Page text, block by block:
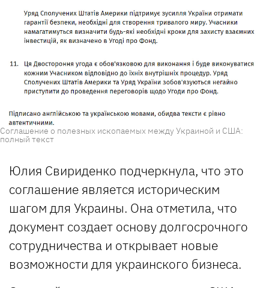
Соглашение о полезных ископаемых между Украиной и США:
полный текст
Юлия Свириденко подчеркнула, что это
соглашение является историческим
шагом для Украины. Она отметила, что
документ создает основу долгосрочного
сотрудничества и открывает новые
возможности для украинского бизнеса.